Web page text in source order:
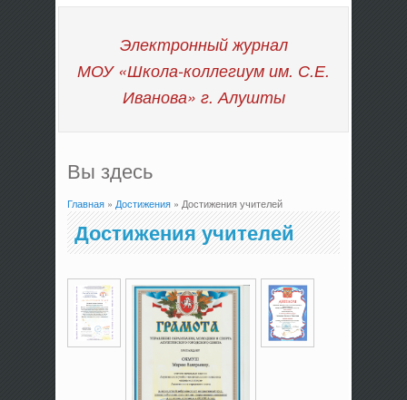
Электронный журнал
МОУ «Школа-коллегиум им. С.Е.
Иванова» г. Алушты
Вы здесь
Главная» Достижения» Достижения учителей
Достижения учителей